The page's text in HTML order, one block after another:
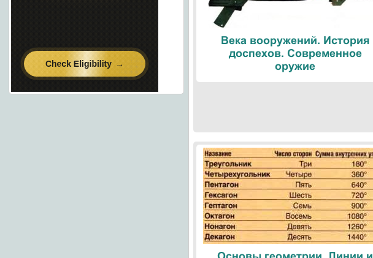
Века вооружений. История
доспехов. Современное
оружие